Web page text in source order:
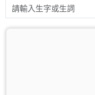
請輸入生字或生詞